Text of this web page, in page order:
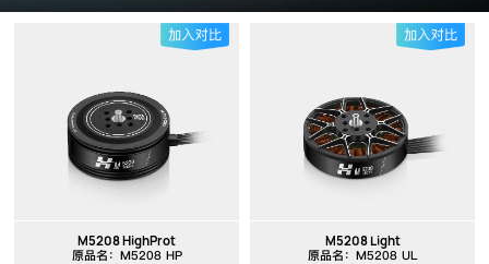
M5208 HighProt
原品名：M5208 HP
M5208 Light
原品名：M5208 UL